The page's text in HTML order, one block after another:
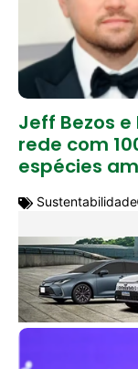
Jeff Bezos
rede com
espécies
Sustentabilidade